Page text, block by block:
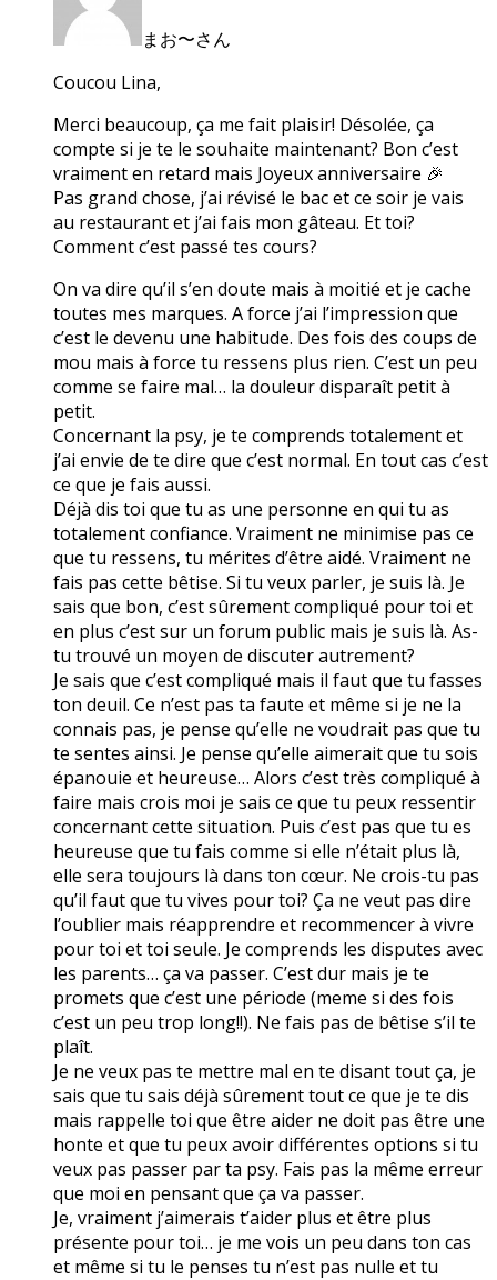
まお〜さん
Coucou Lina,
Merci beaucoup, ça me fait plaisir! Désolée, ça
compte si je te le souhaite maintenant? Bon c’est
vraiment en retard mais Joyeux anniversaire 🎉
Pas grand chose, j’ai révisé le bac et ce soir je vais
au restaurant et j’ai fais mon gâteau. Et toi?
Comment c’est passé tes cours?
On va dire qu’il s’en doute mais à moitié et je cache
toutes mes marques. A force j’ai l’impression que
c’est le devenu une habitude. Des fois des coups de
mou mais à force tu ressens plus rien. C’est un peu
comme se faire mal… la douleur disparaît petit à
petit.
Concernant la psy, je te comprends totalement et
j’ai envie de te dire que c’est normal. En tout cas c’est
ce que je fais aussi.
Déjà dis toi que tu as une personne en qui tu as
totalement confiance. Vraiment ne minimise pas ce
que tu ressens, tu mérites d’être aidé. Vraiment ne
fais pas cette bêtise. Si tu veux parler, je suis là. Je
sais que bon, c’est sûrement compliqué pour toi et
en plus c’est sur un forum public mais je suis là. As-
tu trouvé un moyen de discuter autrement?
Je sais que c’est compliqué mais il faut que tu fasses
ton deuil. Ce n’est pas ta faute et même si je ne la
connais pas, je pense qu’elle ne voudrait pas que tu
te sentes ainsi. Je pense qu’elle aimerait que tu sois
épanouie et heureuse… Alors c’est très compliqué à
faire mais crois moi je sais ce que tu peux ressentir
concernant cette situation. Puis c’est pas que tu es
heureuse que tu fais comme si elle n’était plus là,
elle sera toujours là dans ton cœur. Ne crois-tu pas
qu’il faut que tu vives pour toi? Ça ne veut pas dire
l’oublier mais réapprendre et recommencer à vivre
pour toi et toi seule. Je comprends les disputes avec
les parents… ça va passer. C’est dur mais je te
promets que c’est une période (meme si des fois
c’est un peu trop long!!). Ne fais pas de bêtise s’il te
plaît.
Je ne veux pas te mettre mal en te disant tout ça, je
sais que tu sais déjà sûrement tout ce que je te dis
mais rappelle toi que être aider ne doit pas être une
honte et que tu peux avoir différentes options si tu
veux pas passer par ta psy. Fais pas la même erreur
que moi en pensant que ça va passer.
Je, vraiment j’aimerais t’aider plus et être plus
présente pour toi… je me vois un peu dans ton cas
et même si tu le penses tu n’est pas nulle et tu